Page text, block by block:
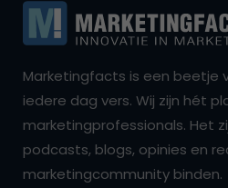
Marketingfacts is een beetje
iedere dag vers. Wij zijn hét
marketingprofessionals. Het
podcasts, blogs, opinies en
marketingcommunity binden.